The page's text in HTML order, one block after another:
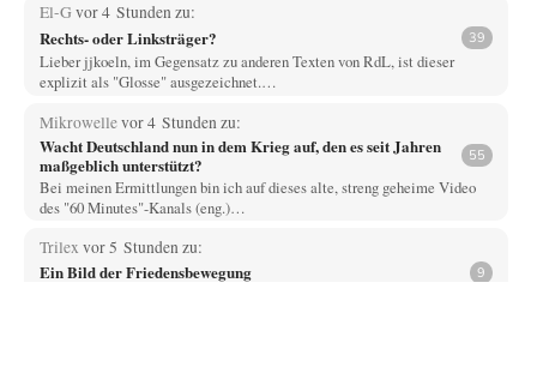
El-Gvor 4 Stunden zu:
Rechts- oder Linksträger? 39
Lieber jjkoeln, im Gegensatz zu anderen Texten von RdL, ist dieser
explizit als "Glosse" ausgezeichnet.…
Mikrowellevor 4 Stunden zu:
Wacht Deutschland nun in dem Krieg auf, den es seit Jahren
maßgeblich unterstützt?
55
Bei meinen Ermittlungen bin ich auf dieses alte, streng geheime Video
des "60 Minutes"-Kanals (eng.)…
Trilex vor 5 Stunden zu:
Ein Bild der Friedensbewegung 9